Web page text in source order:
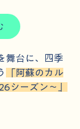
舞台に、四季
「阿蘇のカル
シーズン～」